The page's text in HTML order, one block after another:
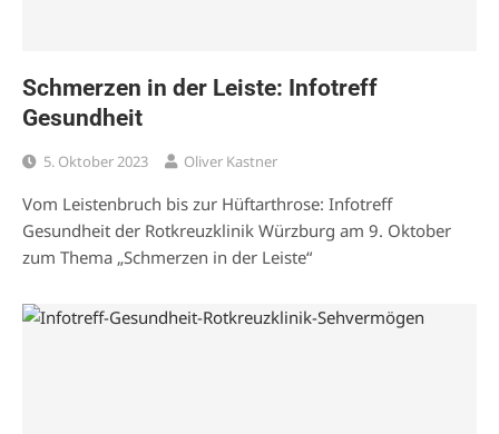
Schmerzen in der Leiste: Infotreff
Gesundheit
5. Oktober 2023 Oliver Kastner
Vom Leistenbruch bis zur Hüftarthrose: Infotreff
Gesundheit der Rotkreuzklinik Würzburg am 9. Oktober
zum Thema „Schmerzen in der Leiste“